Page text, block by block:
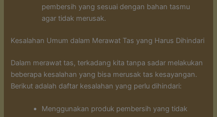
pembersih yang sesuai dengan bahan tasmu
agar tidak merusak.
Kesalahan Umum dalam Merawat Tas yang Harus Dihindari
Dalam merawat tas, terkadang kita tanpa sadar melakukan
beberapa kesalahan yang bisa merusak tas kesayangan.
Berikut adalah daftar kesalahan yang perlu dihindari:
Menggunakan produk pembersih yang tidak